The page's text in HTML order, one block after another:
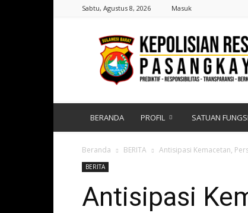
Sabtu, Agustus 8, 2026 Masuk
Polres
Pasangkayu
|
Sulawesi
Barat
BERANDA PROFIL SATUAN FUNGSI
Beranda BERITA Antisipasi Kemacetan,
BERITA
Antisipasi